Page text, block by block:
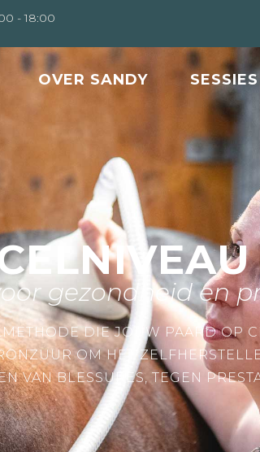
- 18:00
OVER SANDY SESSIES
gezondheid en
DIE JOUW PAARD OP
OM HET
VAN BLESSURES, TEGEN